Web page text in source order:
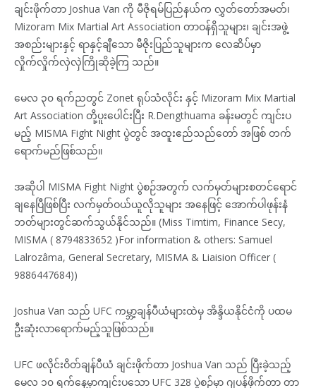
ချင်းဖိုက်တာ Joshua Van ကို မီဇိုရမ်ပြည်နယ်က လွှတ်တော်အမတ်၊
Mizoram Mix Martial Art Association တာဝန်ရှိသူများ၊ ချင်းအဖွဲ့
အစည်းများနှင့် ရာနှင့်ချီသော မီဇိုးပြည်သူများက လေဆိပ်မှာ
လှိုက်လှိုက်လှဲလှဲကြိုဆိုခဲ့ကြ သည်။
မေလ ၃၀ ရက်ညတွင် Zonet ရုပ်သံလိုင်း နှင့် Mizoram Mix Martial
Art Association တို့ပူးပေါင်းပြီး R.Dengthuama ခန်းမတွင် ကျင်းပ
မည့် MISMA Fight Night ပွဲတွင် အထူးဧည်သည်တော် အဖြစ် တက်
ရောက်မည်ဖြစ်သည်။
အဆိုပါ MISMA Fight Night ပွဲစဉ်အတွက် လက်မှတ်များစတင်ရောင်
ချနေပြီဖြစ်ပြီး လက်မှတ်ဝယ်ယူလိုသူများ အနေဖြင့် အောက်ပါဖုန်းနံ
ဘတ်များတွင်ဆက်သွယ်နိုင်သည်။ (Miss Timtim, Finance Secy,
MISMA ( 8794833652 )For information & others: Samuel
Lalrozâma, General Secretary, MISMA & Liaision Officer (
9886447684))
Joshua Van သည် UFC ကမ္ဘာ့ချန်ပီယံများထဲမှ အိန္ဒိယနိုင်ငံကို ပထမ
ဦးဆုံးလာရောက်မည့်သူဖြစ်သည်။
UFC ဖလိုင်းဝိတ်ချန်ပီယံ ချင်းဖိုက်တာ Joshua Van သည် ပြီးခဲ့သည့်
မေလ ၁၀ ရက်နေ့မှာကျင်းပသော UFC 328 ပွဲစဉ်မှာ ဂျပန်ဖိုက်တာ တာ